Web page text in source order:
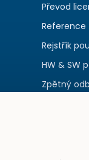
Převod
Reference
Rejstřík
HW & SW
Zpětný